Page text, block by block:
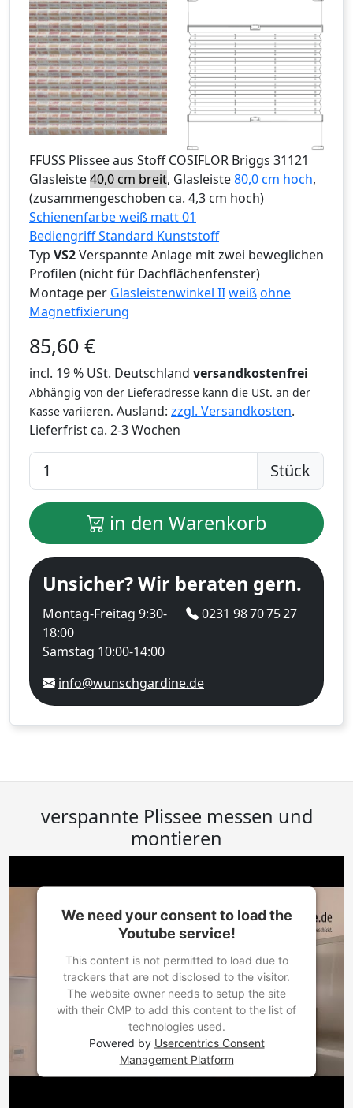
FFUSS Plissee aus Stoff COSIFLOR Briggs 31121
Glasleiste40,0 cm breit, Glasleiste80,0 cm hoch,
(zusammengeschoben ca. 4,3 cm hoch)
Schienenfarbe weiß matt 01
Bediengriff Standard Kunststoff
Typ VS2Verspannte Anlage mit zwei beweglichen
Profilen (nicht für Dachflächenfenster)
Montage per Glasleistenwinkel IIweißohne
Magnetfixierung
85,60 €
incl. 19 % USt. Deutschland versandkostenfrei
Abhängig von der Lieferadresse kann die USt. an der
Kasse variieren. Ausland: zzgl. Versandkosten.
Lieferfrist ca. 2-3 Wochen
Stück
in den Warenkorb
Unsicher? Wir beraten gern.
Montag-Freitag 9:30-
18:00
Samstag 10:00-14:00
0231 98 70 75 27
info@wunschgardine.de
verspannte Plissee messen und
montieren
We need your consent to load the
Youtube service!
This content is not permitted to load due to
trackers that are not disclosed to the visitor.
The website owner needs to setup the site
with their CMP to add this content to the list of
technologies used.
Powered by Usercentrics Consent
Management Platform